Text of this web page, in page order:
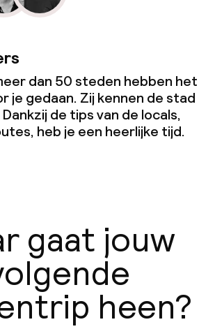
dan 50 steden hebben het
je gedaan. Zij kennen de stad
de tips van de locals,
heb je een heerlijke tijd.
gaat jouw
heen?